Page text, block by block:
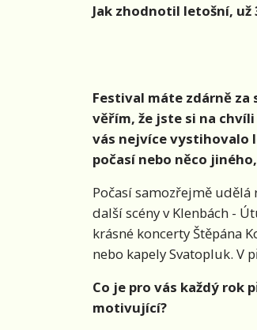
Jak zhodnotil letošní, už
Festival máte zdárně za
věřím, že jste si na
vás nejvíce vystihovalo
počasí nebo něco
Počasí samozřejmě
další scény v Klenbách -
krásné koncerty Štěpána
nebo kapely Svatopluk. V
Co je pro vás každý
motivující?